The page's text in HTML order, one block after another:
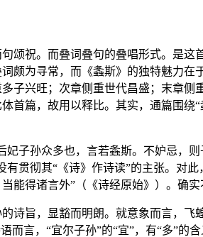
颂祝。而叠词叠句的叠唱形式。是
颇为寻常，而《螽斯》的独特魅力
子兴旺；次章侧重世代昌盛；末章
首篇，故用以释比。其实，通篇围
妃子孙众多也，言若螽斯。不妒忌，
贯彻其“《诗》作诗读”的主张。对
能得诸言外”（《诗经原始》）。确实
诗旨，显豁而明朗。就意象而言，
而言，“宜尔子孙”的“宜”，有“多”